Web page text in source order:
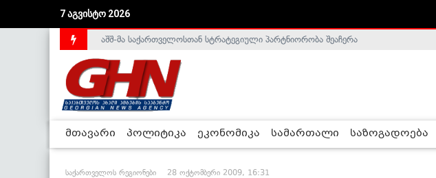
7 აგვისტო 2026
საქართველოს დე-ფაქტო მთავრობა არალეგიტიმურია - ჰელსინკის კომისია
აშშ-მა საქართველოსთან სტრატეგიული პარტნიორობა შეაჩერა
მთავარი პოლიტიკა ეკონომიკა სამართალი საზოგადოება
საქართველოს რეგიონები 28 ოქტომბერი 2009, 16:31